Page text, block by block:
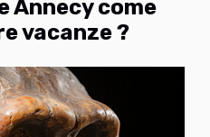
Annecy come
vacanze ?